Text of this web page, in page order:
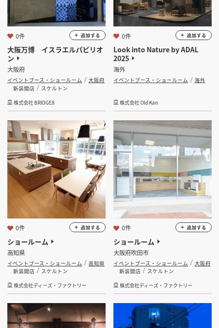
大阪万博 イスラエルパビリオ
ン
大阪府
イベントブース・ショールーム
大阪府
新装開店
スケルトン
株式会社 BRIDGE8
0件 追加する
Look into Nature by ADAL
2025
海外
イベントブース・ショールーム 海外
株式会社 Old Kan
0件 追加する
ショールーム
高知県
イベントブース・ショールーム
高知県
新装開店
スケルトン
株式会社ディーズ・ファクトリー
0件 追加する
ショールーム
大阪府吹田市
イベントブース・ショールーム
大阪府
新装開店
スケルトン
株式会社ディーズ・ファクトリー
0件 追加する